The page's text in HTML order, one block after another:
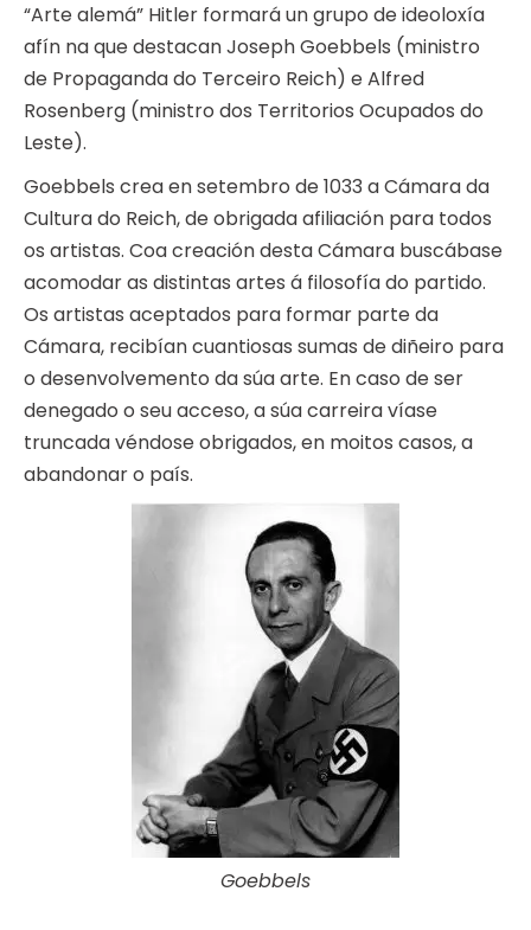
“Arte alemá” Hitler formará un grupo de ideoloxía
afín na que destacan Joseph Goebbels (ministro
de Propaganda do Terceiro Reich) e Alfred
Rosenberg (ministro dos Territorios Ocupados do
Leste).
Goebbels crea en setembro de 1033 a Cámara da
Cultura do Reich, de obrigada afiliación para todos
os artistas. Coa creación desta Cámara buscábase
acomodar as distintas artes á filosofía do partido.
Os artistas aceptados para formar parte da
Cámara, recibían cuantiosas sumas de diñeiro para
o desenvolvemento da súa arte. En caso de ser
denegado o seu acceso, a súa carreira víase
truncada véndose obrigados, en moitos casos, a
abandonar o país.
Goebbels